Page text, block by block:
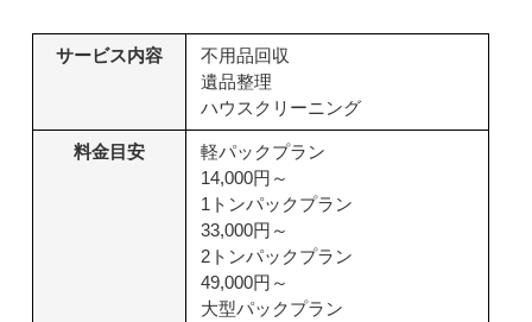
サービス内容
不用品回収
遺品整理
ハウスクリーニング
料金目安
軽パックプラン
14,000円～
1トンパックプラン
33,000円～
2トンパックプラン
49,000円～
大型パックプラン